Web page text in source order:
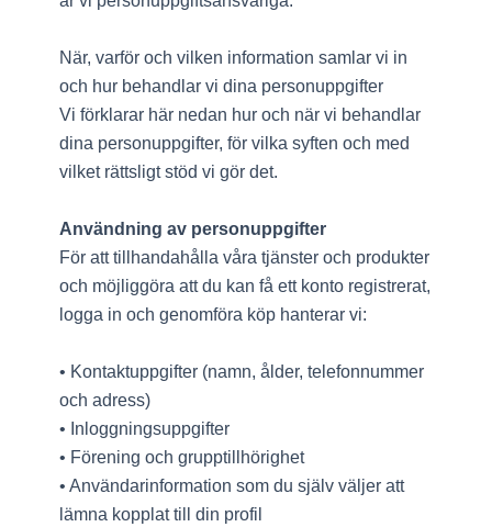
När, varför och vilken information samlar vi in
och hur behandlar vi dina personuppgifter
Vi förklarar här nedan hur och när vi behandlar
dina personuppgifter, för vilka syften och med
vilket rättsligt stöd vi gör det.
Användning av personuppgifter
För att tillhandahålla våra tjänster och produkter
och möjliggöra att du kan få ett konto registrerat,
logga in och genomföra köp hanterar vi:
• Kontaktuppgifter (namn, ålder, telefonnummer
och adress)
• Inloggningsuppgifter
• Förening och grupptillhörighet
• Användarinformation som du själv väljer att
lämna kopplat till din profil